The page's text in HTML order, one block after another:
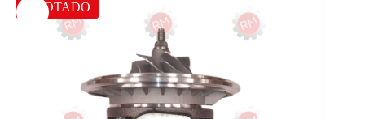
AGOTADO